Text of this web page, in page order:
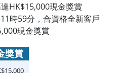
達HK$15,000現金獎賞
時59分，合資格全新客戶
現金獎賞
獎賞